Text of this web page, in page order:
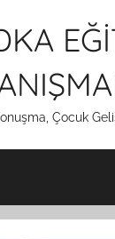
Çocuk